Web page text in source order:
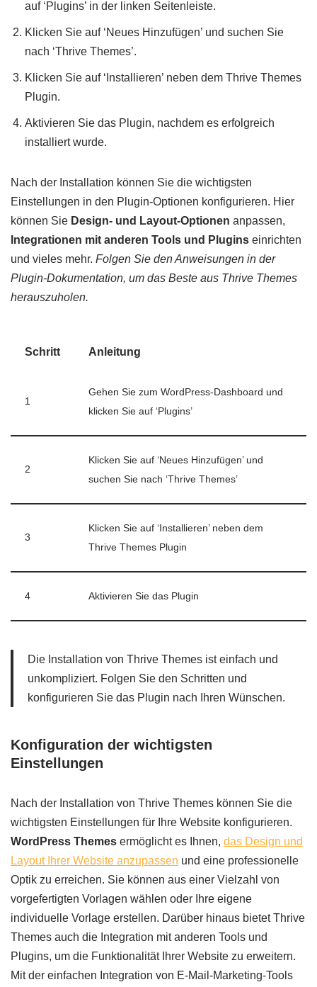
auf ‘Plugins’ in der linken Seitenleiste.
Klicken Sie auf ‘Neues Hinzufügen’ und suchen Sie
nach ‘Thrive Themes’.
Klicken Sie auf ‘Installieren’ neben dem Thrive Themes
Plugin.
Aktivieren Sie das Plugin, nachdem es erfolgreich
installiert wurde.
Nach der Installation können Sie die wichtigsten
Einstellungen in den Plugin-Optionen konfigurieren. Hier
können Sie Design- und Layout-Optionen anpassen,
Integrationen mit anderen Tools und Plugins einrichten
und vieles mehr. Folgen Sie den Anweisungen in der
Plugin-Dokumentation, um das Beste aus Thrive Themes
herauszuholen.
Schritt Anleitung
1
Gehen Sie zum WordPress-Dashboard und
klicken Sie auf ‘Plugins’
2
Klicken Sie auf ‘Neues Hinzufügen’ und
suchen Sie nach ‘Thrive Themes’
3
Klicken Sie auf ‘Installieren’ neben dem
Thrive Themes Plugin
4 Aktivieren Sie das Plugin
Die Installation von Thrive Themes ist einfach und
unkompliziert. Folgen Sie den Schritten und
konfigurieren Sie das Plugin nach Ihren Wünschen.
Konfiguration der wichtigsten
Einstellungen
Nach der Installation von Thrive Themes können Sie die
wichtigsten Einstellungen für Ihre Website konfigurieren.
WordPress Themes ermöglicht es Ihnen, das Design und
Layout Ihrer Website anzupassen und eine professionelle
Optik zu erreichen. Sie können aus einer Vielzahl von
vorgefertigten Vorlagen wählen oder Ihre eigene
individuelle Vorlage erstellen. Darüber hinaus bietet Thrive
Themes auch die Integration mit anderen Tools und
Plugins, um die Funktionalität Ihrer Website zu erweitern.
Mit der einfachen Integration von E-Mail-Marketing-Tools